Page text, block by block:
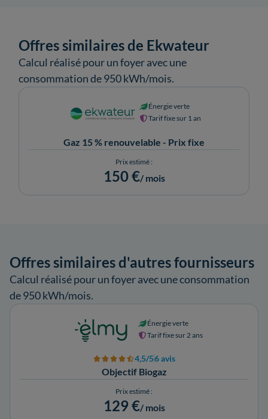
Offres similaires de Ekwateur
Calcul réalisé pour un foyer avec une
consommation de 950 kWh/mois.
Gaz 15 % renouvelable - Prix fixe
Énergie verte
Tarif fixe sur 1 an
Prix estimé :
150 €/ mois
Offres similaires d'autres fournisseurs
Calcul réalisé pour un foyer avec une consommation
de 950 kWh/mois.
Objectif Biogaz
Énergie verte
Tarif fixe sur 2 ans
4,5/56 avis
Prix estimé :
129 €/ mois